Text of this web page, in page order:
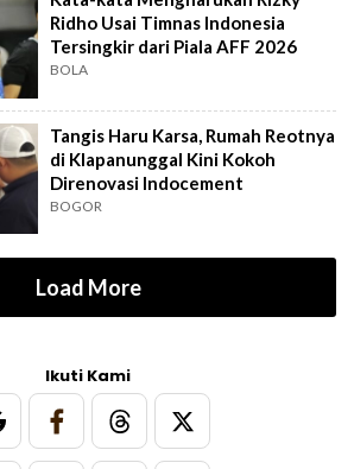
Ridho Usai Timnas Indonesia
Tersingkir dari Piala AFF 2026
BOLA
Tangis Haru Karsa, Rumah Reotnya
di Klapanunggal Kini Kokoh
Direnovasi Indocement
BOGOR
Load More
Ikuti Kami